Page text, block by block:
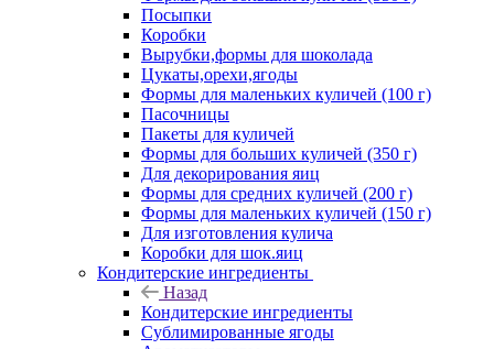
Посыпки
Коробки
Вырубки,формы для шоколада
Цукаты,орехи,ягоды
Формы для маленьких куличей (100 г)
Пасочницы
Пакеты для куличей
Формы для больших куличей (350 г)
Для декорирования яиц
Формы для средних куличей (200 г)
Формы для маленьких куличей (150 г)
Для изготовления кулича
Коробки для шок.яиц
Кондитерские ингредиенты
Назад
Кондитерские ингредиенты
Сублимированные ягоды